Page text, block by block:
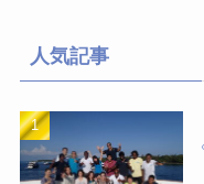
人気記事